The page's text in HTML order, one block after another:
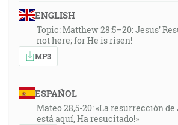
ENGLISH
Topic: Matthew 28:5–20: Jesus’
not here; for He is risen!
MP3
ESPAÑOL
Mateo 28,5-20: «La resurrección de
está aquí, Ha resucitado!»